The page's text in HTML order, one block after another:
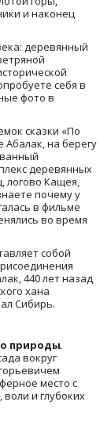
и наконец
деревянный
себя в
фото в
сказки «По
на берегу
деревянных
логово Кащея,
почему у
в фильме
во время
собой
440 лет назад
хана
Сибирь.
природы.
вокруг
место с
и глубоких